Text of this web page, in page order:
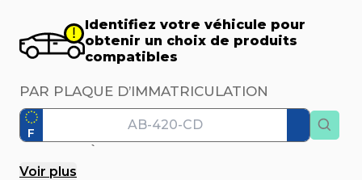
Identifiez votre véhicule pour
obtenir un choix de produits
compatibles
PAR PLAQUE D’IMMATRICULATION
F
Voir plus